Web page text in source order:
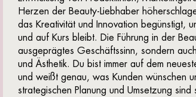
Herzen der Beauty-Liebhaber
das Kreativität und Innovation begünstigt,
und auf Kurs bleibt. Die Führung in der
ausgeprägtes Geschäftssinn, sondern
und Ästhetik. Du bist immer auf dem
und weißt genau, was Kunden wünschen
strategischen Planung und Umsetzung sind